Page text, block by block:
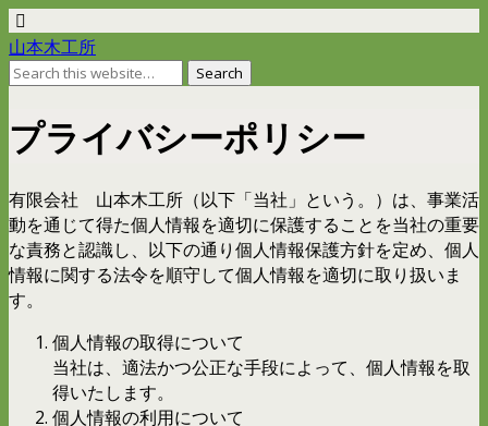
山本木工所
プライバシーポリシー
有限会社 山本木工所（以下「当社」という。）は、事業活
動を通じて得た個人情報を適切に保護することを当社の重要
な責務と認識し、以下の通り個人情報保護方針を定め、個人
情報に関する法令を順守して個人情報を適切に取り扱いま
す。
個人情報の取得について
当社は、適法かつ公正な手段によって、個人情報を取
得いたします。
個人情報の利用について